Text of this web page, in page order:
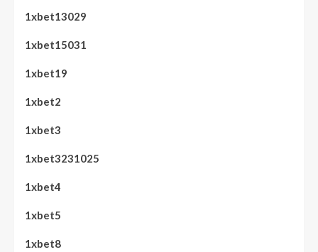
1xbet13029
1xbet15031
1xbet19
1xbet2
1xbet3
1xbet3231025
1xbet4
1xbet5
1xbet8